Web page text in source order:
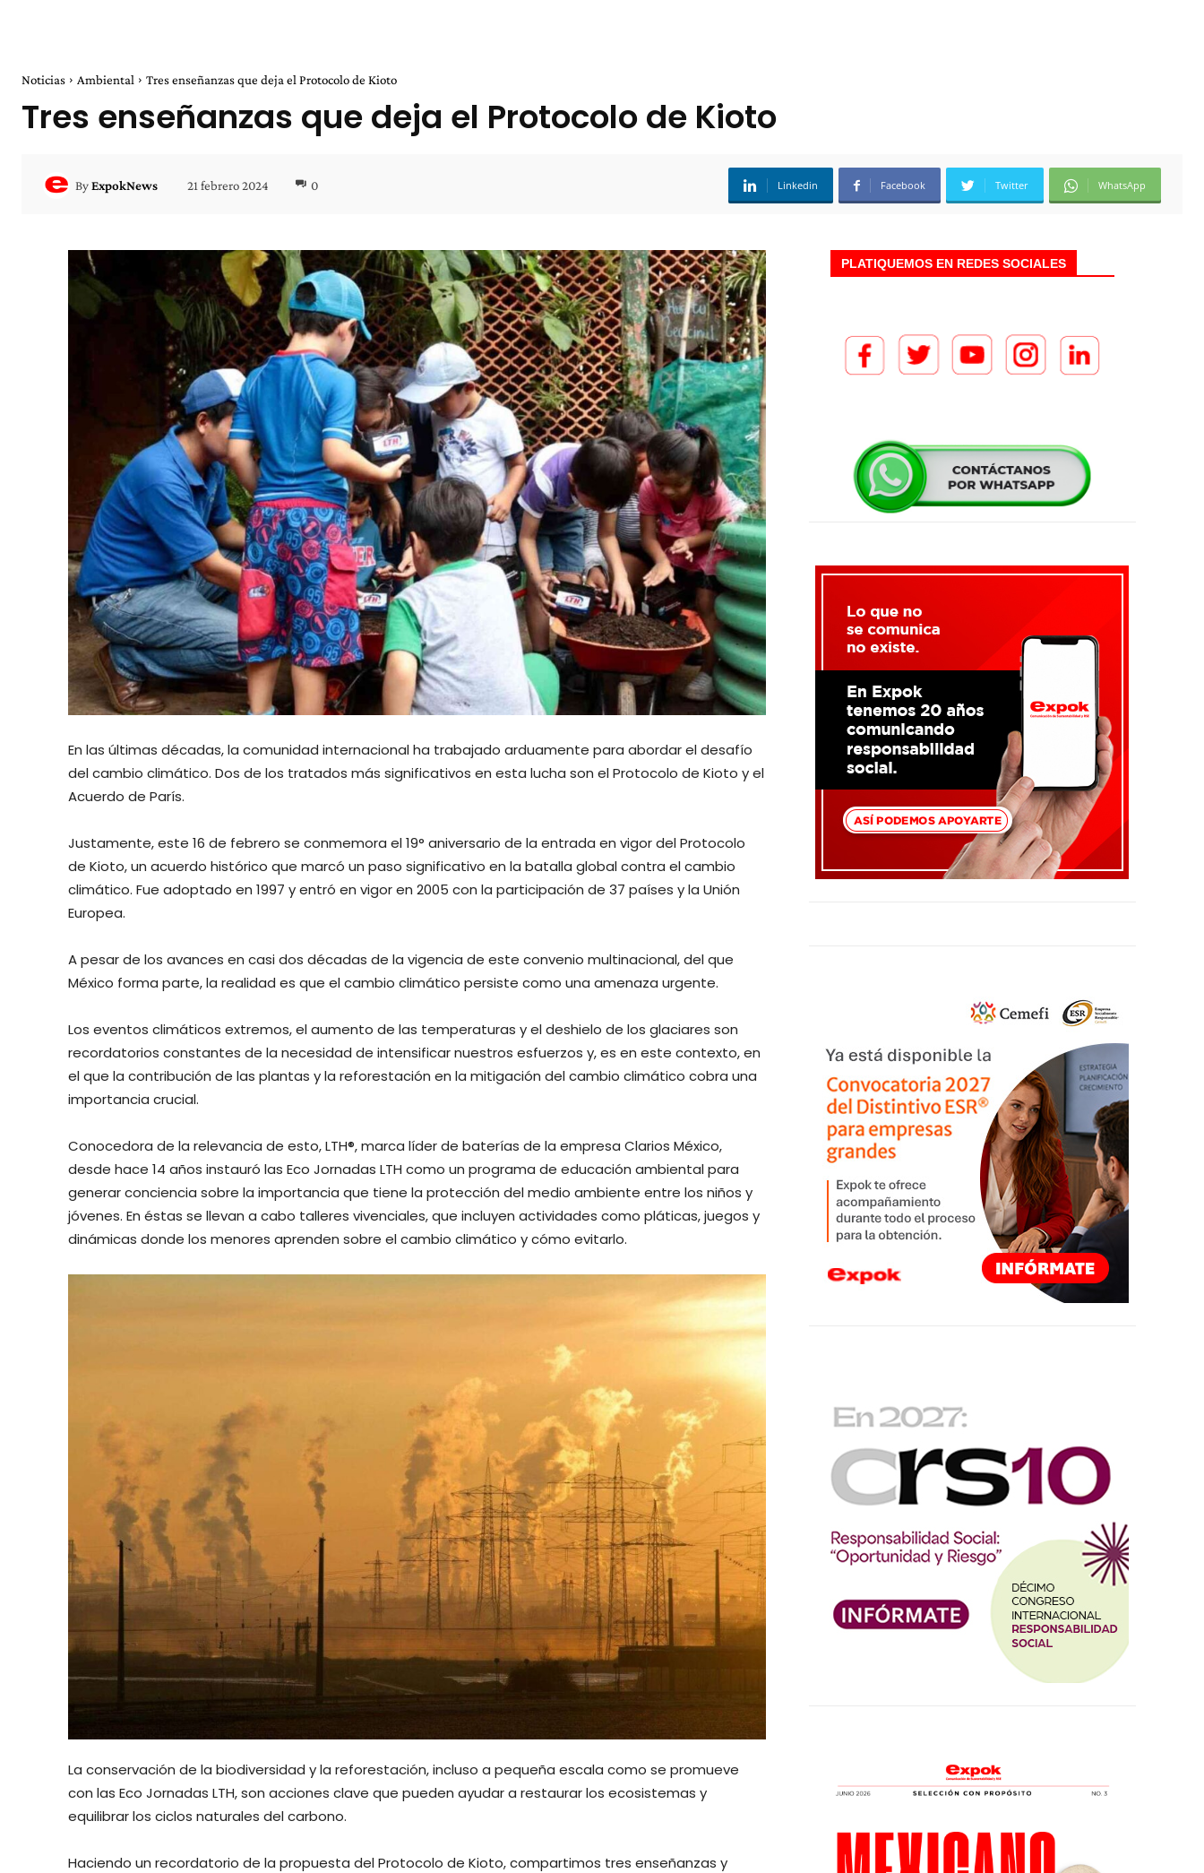
Noticias Ambiental Tres enseñanzas que deja el Protocolo de Kioto
Tres enseñanzas que deja el Protocolo de Kioto
ByExpokNews 21 febrero 2024 0 Linkedin Facebook Twitter WhatsApp
En las últimas décadas, la comunidad internacional ha trabajado arduamente para abordar el desafío
del cambio climático. Dos de los tratados más significativos en esta lucha son el Protocolo de Kioto y el
Acuerdo de París.
Justamente, este 16 de febrero se conmemora el 19° aniversario de la entrada en vigor del Protocolo
de Kioto, un acuerdo histórico que marcó un paso significativo en la batalla global contra el cambio
climático. Fue adoptado en 1997 y entró en vigor en 2005 con la participación de 37 países y la Unión
Europea.
A pesar de los avances en casi dos décadas de la vigencia de este convenio multinacional, del que
México forma parte, la realidad es que el cambio climático persiste como una amenaza urgente.
Los eventos climáticos extremos, el aumento de las temperaturas y el deshielo de los glaciares son
recordatorios constantes de la necesidad de intensificar nuestros esfuerzos y, es en este contexto, en
el que la contribución de las plantas y la reforestación en la mitigación del cambio climático cobra una
importancia crucial.
Conocedora de la relevancia de esto, LTH®, marca líder de baterías de la empresa Clarios México,
desde hace 14 años instauró las Eco Jornadas LTH como un programa de educación ambiental para
generar conciencia sobre la importancia que tiene la protección del medio ambiente entre los niños y
jóvenes. En éstas se llevan a cabo talleres vivenciales, que incluyen actividades como pláticas, juegos y
dinámicas donde los menores aprenden sobre el cambio climático y cómo evitarlo.
La conservación de la biodiversidad y la reforestación, incluso a pequeña escala como se promueve
con las Eco Jornadas LTH, son acciones clave que pueden ayudar a restaurar los ecosistemas y
equilibrar los ciclos naturales del carbono.
Haciendo un recordatorio de la propuesta del Protocolo de Kioto, compartimos tres enseñanzas y
PLATIQUEMOS EN REDES SOCIALES